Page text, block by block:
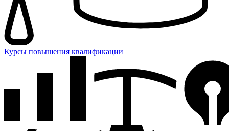
Курсы повышения квалификации